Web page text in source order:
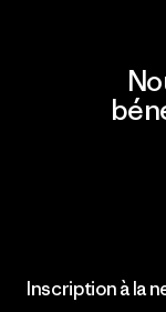
Inscription à la